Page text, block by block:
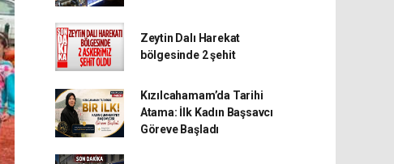
Zeytin Dalı Harekat
bölgesinde 2 şehit
Kızılcahamam’da Tarihi
Atama: İlk Kadın Başsavcı
Göreve Başladı